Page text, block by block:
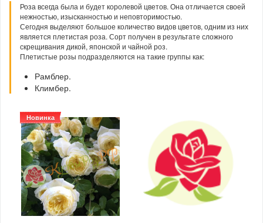
Роза всегда была и будет королевой цветов. Она отличается своей
нежностью, изысканностью и неповторимостью.
Сегодня выделяют большое количество видов цветов, одним из них
является плетистая роза. Сорт получен в результате сложного
скрещивания дикой, японской и чайной роз.
Плетистые розы подразделяются на такие группы как:
Рамблер.
Климбер.
Новинка